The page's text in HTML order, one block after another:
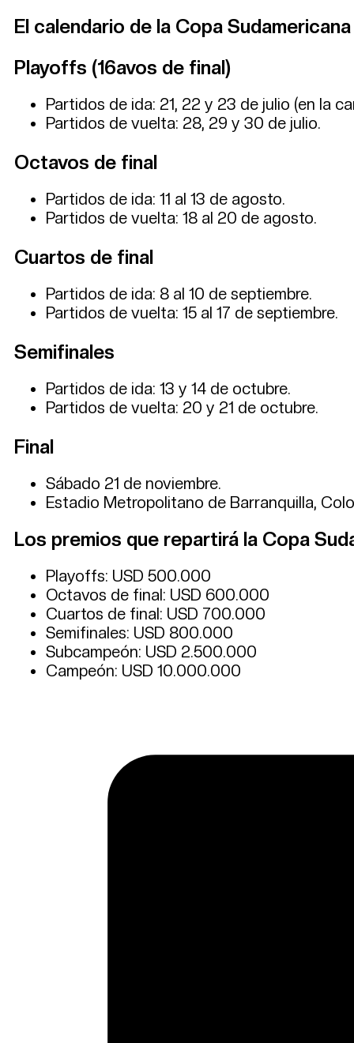
El calendario de la Copa
Playoffs (16avos de final)
Partidos de ida: 21, 22 y 23 de julio (en la
Partidos de vuelta: 28, 29 y 30 de julio.
Octavos de final
Partidos de ida: 11 al 13 de agosto.
Partidos de vuelta: 18 al 20 de agosto.
Cuartos de final
Partidos de ida: 8 al 10 de septiembre.
Partidos de vuelta: 15 al 17 de septiembre.
Semifinales
Partidos de ida: 13 y 14 de octubre.
Partidos de vuelta: 20 y 21 de octubre.
Final
Sábado 21 de noviembre.
Estadio Metropolitano de Barranquilla,
Los premios que repartirá la Copa
Playoffs: USD 500.000
Octavos de final: USD 600.000
Cuartos de final: USD 700.000
Semifinales: USD 800.000
Subcampeón: USD 2.500.000
Campeón: USD 10.000.000